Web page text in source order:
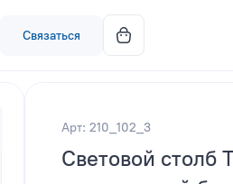
Связаться
Арт: 210_102_3
Световой столб